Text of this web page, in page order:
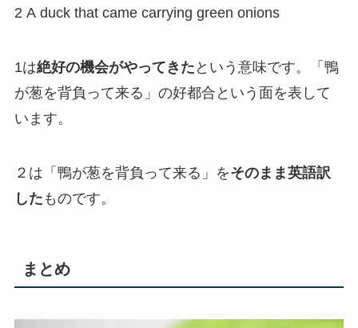
2 A duck that came carrying green onions
1は絶好の機会がやってきた という意味です。「鴨
が葱を背負って来る」の好都合という面を表して
います。
２は「鴨が葱を背負って来る」をそのまま英語訳
した ものです。
まとめ